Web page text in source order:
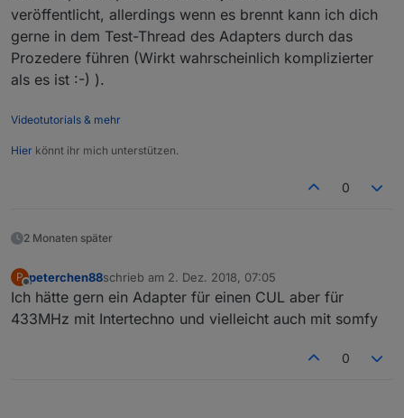
veröffentlicht, allerdings wenn es brennt kann ich dich
gerne in dem Test-Thread des Adapters durch das
Prozedere führen (Wirkt wahrscheinlich komplizierter
als es ist :-) ).
Videotutorials & mehr
Hier könnt ihr mich unterstützen.
0
2 Monaten später
P
Offline
peterchen88schrieb am 2. Dez. 2018, 07:05
zuletzt editiert von
Ich hätte gern ein Adapter für einen CUL aber für
433MHz mit Intertechno und vielleicht auch mit somfy
0